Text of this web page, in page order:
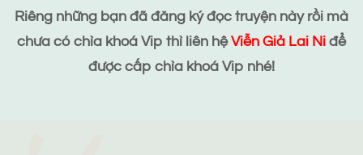
Riêng những bạn đã đăng ký đọc truyện này rồi mà
chưa có chìa khoá Vip thì liên hệViễn Giả Lai Ni để
được cấp chìa khoá Vip nhé!